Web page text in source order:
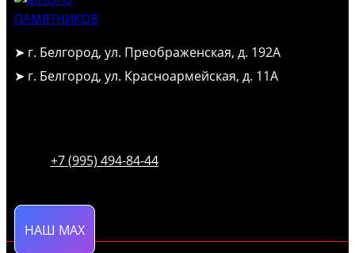
➤ г. Белгород, ул. Преображенская, д. 192А
➤ г. Белгород, ул. Красноармейская, д. 11А
+7 (995) 494-84-44
НАШ MAX